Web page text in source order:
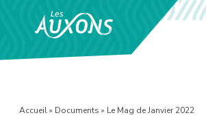
Accueil» Documents » Le Mag de Janvier 2022
Panneau de gestion des cookies